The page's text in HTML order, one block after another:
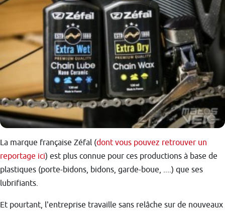
La marque française Zéfal (dont vous pouvez retrouver un
reportage ici) est plus connue pour ces productions à base de
plastiques (porte-bidons, bidons, garde-boue, ....) que ses
lubrifiants.
Et pourtant, l'entreprise travaille sans relâche sur de nouveaux